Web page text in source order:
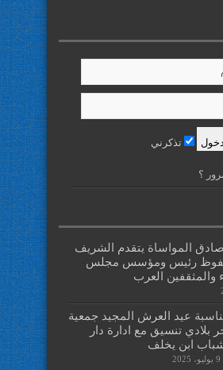
تذكرني
؟
المواساة يتقدم الشريف
رئيس ومؤسس مجلس
والمثقفين العرب
عيد العرش المجيد جمعية
بلادي تنسيق مع ادارة دار
ابن يخلف
9 يوليو، 2025